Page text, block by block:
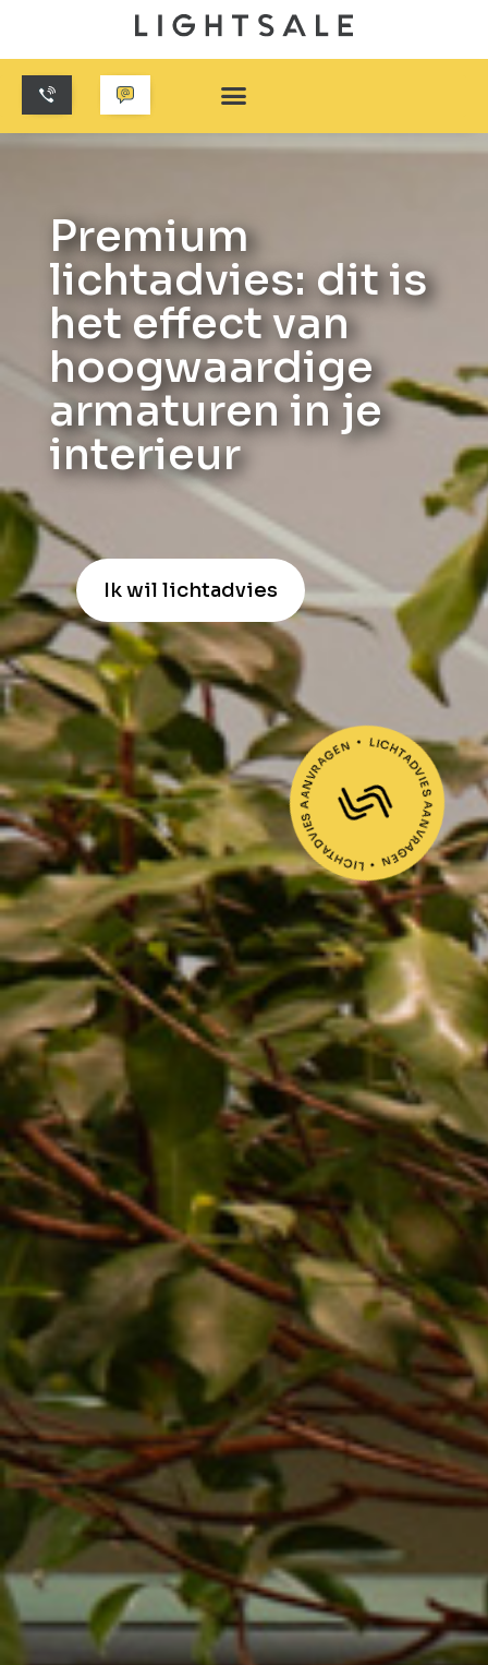
Premium
lichtadvies: dit is
het effect van
hoogwaardige
armaturen in je
interieur
Ik wil lichtadvies